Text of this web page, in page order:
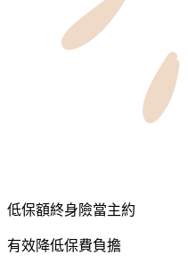
低保額終身險當主約
有效降低保費負擔